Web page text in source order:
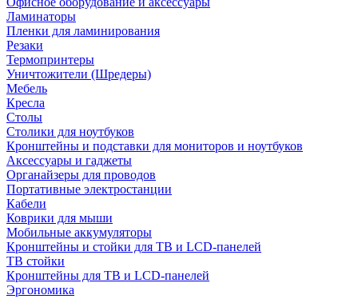
Ламинаторы
Пленки для ламинирования
Резаки
Термопринтеры
Уничтожители (Шредеры)
Мебель
Кресла
Столы
Столики для ноутбуков
Кронштейны и подставки для мониторов и ноутбуков
Аксессуары и гаджеты
Органайзеры для проводов
Портативные электростанции
Кабели
Коврики для мыши
Мобильные аккумуляторы
Кронштейны и стойки для ТВ и LCD-панелей
ТВ стойки
Кронштейны для ТВ и LCD-панелей
Эргономика